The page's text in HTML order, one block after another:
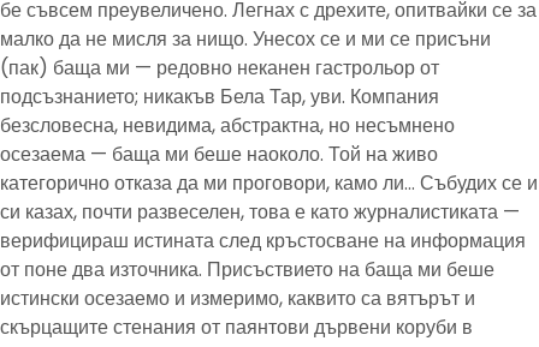
бе съвсем преувеличено. Легнах с дрехите, опитвайки се за
малко да не мисля за нищо. Унесох се и ми се присъни
(пак) баща ми — редовно неканен гастрольор от
подсъзнанието; никакъв Бела Тар, уви. Компания
безсловесна, невидима, абстрактна, но несъмнено
осезаема — баща ми беше наоколо. Той на живо
категорично отказа да ми проговори, камо ли… Събудих се и
си казах, почти развеселен, това е като журналистиката —
верифицираш истината след кръстосване на информация
от поне два източника. Присъствието на баща ми беше
истински осезаемо и измеримо, каквито са вятърът и
скърцащите стенания от паянтови дървени коруби в